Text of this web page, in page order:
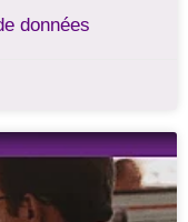
données